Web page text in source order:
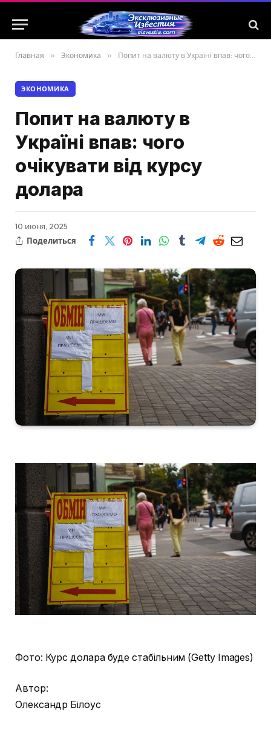
Главная » Экономика » Попит на валюту в Україні впав: чого очікувати від курсу долара
ЭКОНОМИКА
Попит на валюту в
Україні впав: чого
очікувати від курсу
долара
10 июня, 2025
Поделиться
Фото: Курс долара буде стабільним (Getty Images)
Автор:
Олександр Білоус